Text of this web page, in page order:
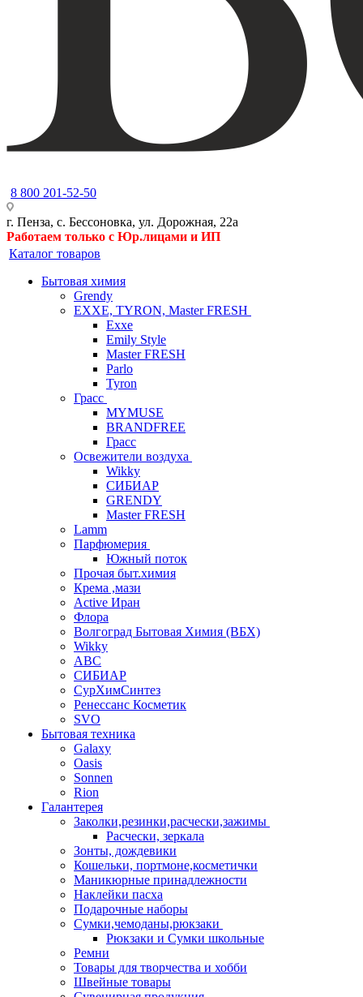
8 800 201-52-50
г. Пенза, с. Бессоновка, ул. Дорожная, 22а
Работаем только с Юр.лицами и ИП
Каталог товаров
Бытовая химия
Grendy
EXXE, TYRON, Master FRESH
Exxe
Emily Style
Master FRESH
Parlo
Tyron
Грасс
MYMUSE
BRANDFREE
Грасс
Освежители воздуха
Wikky
СИБИАР
GRENDY
Master FRESH
Lamm
Парфюмерия
Южный поток
Прочая быт.химия
Крема ,мази
Аctive Иран
Флора
Волгоград Бытовая Химия (ВБХ)
Wikky
АВС
СИБИАР
СурХимСинтез
Ренессанс Косметик
SVO
Бытовая техника
Galaxy
Oasis
Sonnen
Rion
Галантерея
Заколки,резинки,расчески,зажимы
Расчески, зеркала
Зонты, дождевики
Кошельки, портмоне,косметички
Маникюрные принадлежности
Наклейки пасха
Подарочные наборы
Сумки,чемоданы,рюкзаки
Рюкзаки и Сумки школьные
Ремни
Товары для творчества и хобби
Швейные товары